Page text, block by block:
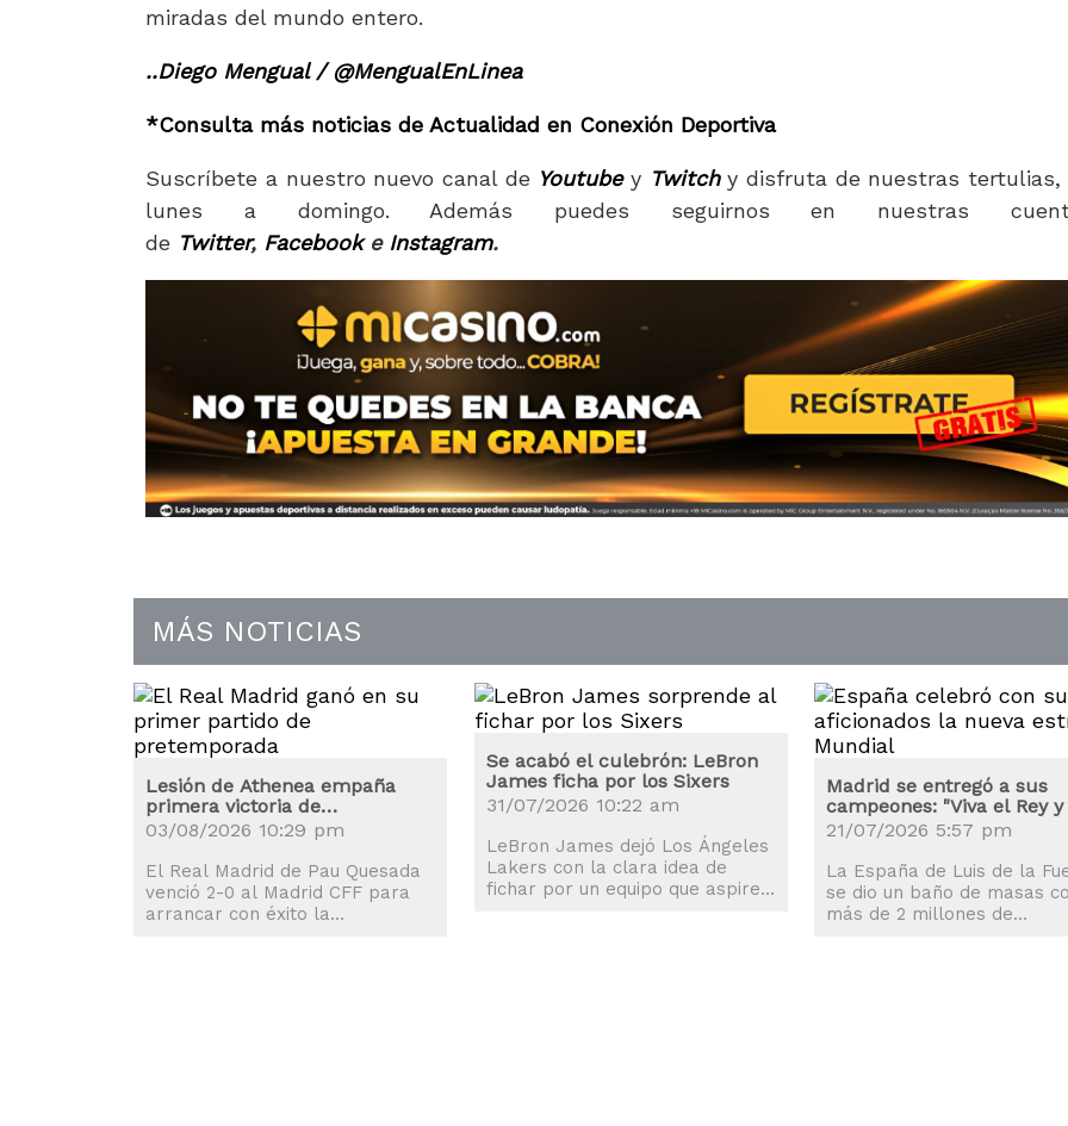
miradas del mundo entero.
..Diego Mengual / @MengualEnLinea
*Consulta más noticias de Actualidad en Conexión Deportiva
Suscríbete a nuestro nuevo canal de Youtubey Twitchy disfruta de nuestras tertulias,
lunes a domingo. Además puedes seguirnos en nuestras
de Twitter, Facebooke Instagram.
MÁS NOTICIAS
Lesión de Athenea empaña
primera victoria de
pretemporada del Real Madrid
03/08/2026 10:29 pm
El Real Madrid de Pau Quesada
venció 2-0 al Madrid CFF para
arrancar con éxito la
Se acabó el culebrón: LeBron
James ficha por los Sixers
31/07/2026 10:22 am
LeBron James dejó Los Ángeles
Lakers con la clara idea de
fichar por un equipo que aspire
Madrid se entregó a sus
campeones: "Viva el Rey y
España"
21/07/2026 5:57 pm
La España de Luis de la
se dio un baño de masas
más de 2 millones de